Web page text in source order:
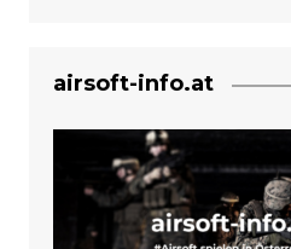
airsoft-info.at